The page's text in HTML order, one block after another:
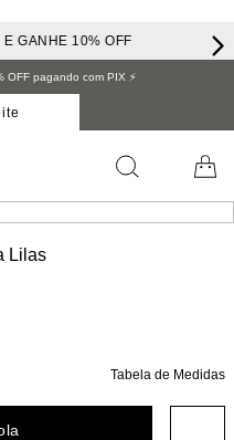
GANHE 10% OFF
OFF pagando com PIX ⚡️
Lilas
Tabela de Medidas